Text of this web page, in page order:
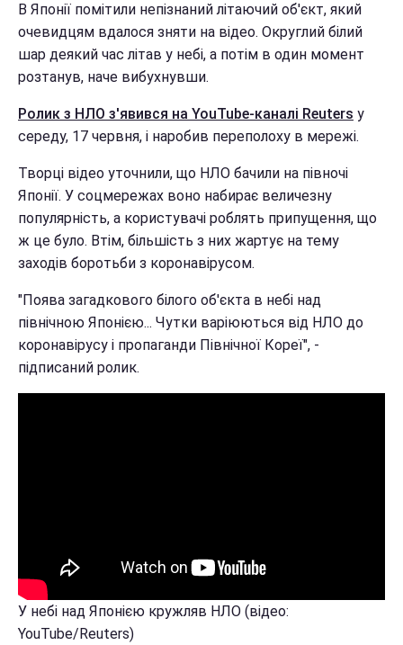
В Японії помітили непізнаний літаючий об'єкт, який
очевидцям вдалося зняти на відео. Округлий білий
шар деякий час літав у небі, а потім в один момент
розтанув, наче вибухнувши.
Ролик з НЛО з'явився на YouTube-каналі Reuters у
середу, 17 червня, і наробив переполоху в мережі.
Творці відео уточнили, що НЛО бачили на півночі
Японії. У соцмережах воно набирає величезну
популярність, а користувачі роблять припущення, що
ж це було. Втім, більшість з них жартує на тему
заходів боротьби з коронавірусом.
"Поява загадкового білого об'єкта в небі над
північною Японією... Чутки варіюються від НЛО до
коронавірусу і пропаганди Північної Кореї", -
підписаний ролик.
У небі над Японією кружляв НЛО (відео:
YouTube/Reuters)